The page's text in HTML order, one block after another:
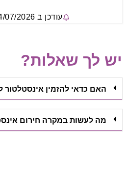
עודכן ב 07/2026
יש לך שאלות?
האם כדאי להזמין אינסטלטור
מה לעשות במקרה חירום